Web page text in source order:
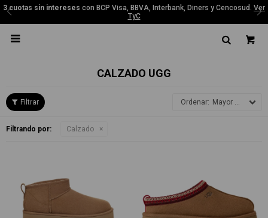
3 cuotas sin intereses con BCP Visa, BBVA, Interbank, Diners y Cencosud. Ver
TyC

CALZADO UGG
Mayor precio
Filtrando por: Calzado